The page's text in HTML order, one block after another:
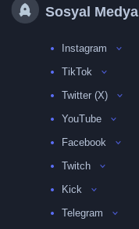
Sosyal Medya
Instagram
TikTok
Twitter (X)
YouTube
Facebook
Twitch
Kick
Telegram